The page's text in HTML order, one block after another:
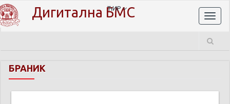
Дигитална БМС
ЋИР
БРАНИК